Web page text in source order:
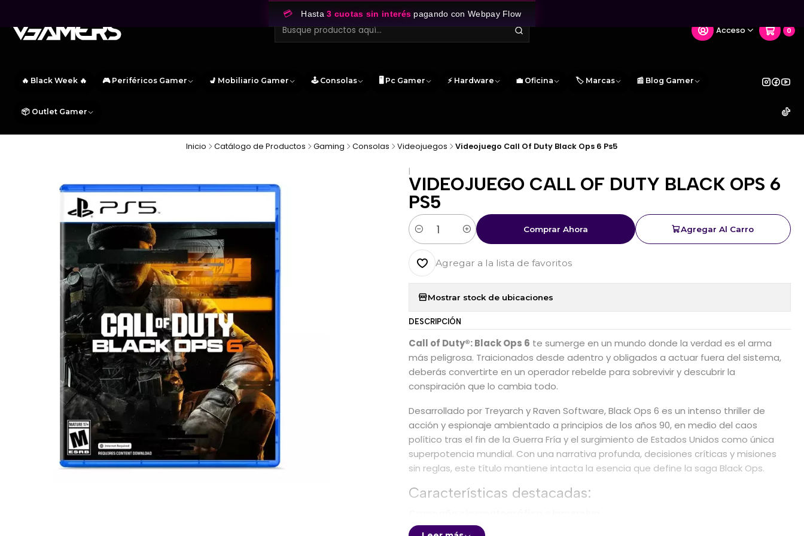
Acceso 0
🔥 Black Week 🔥 🎮 Periféricos Gamer 💺 Mobiliario Gamer 🕹️ Consolas 🖥️ Pc Gamer ⚡ Hardware 💼 Oficina 🏷️ Marcas 📰 Blog Gamer
📦 Outlet Gamer
💳 Hasta3 cuotas sin interés pagando con Webpay Flow
Inicio Catálogo de Productos Gaming Consolas Videojuegos Videojuego Call Of Duty Black Ops 6 Ps5
|
VIDEOJUEGO CALL OF DUTY BLACK OPS 6
PS5
Cantidad
Agregar Al Carro
Comprar Ahora
Agregar a la lista de favoritos
Mostrar stock de ubicaciones
DESCRIPCIÓN
Call of Duty®: Black Ops 6 te sumerge en un mundo donde la verdad es el arma
más peligrosa. Traicionados desde adentro y obligados a actuar fuera del sistema,
deberás convertirte en un operador rebelde para sobrevivir y descubrir la
conspiración que lo cambia todo.
Desarrollado por Treyarch y Raven Software, Black Ops 6 es un intenso thriller de
acción y espionaje ambientado a principios de los años 90, en medio del caos
político tras el fin de la Guerra Fría y el surgimiento de Estados Unidos como única
superpotencia mundial. Con una narrativa profunda, decisiones críticas y misiones
sin reglas, este título mantiene intacta la esencia que define la saga Black Ops.
Características destacadas:
Vive una historia llena de giros inesperados, con misiones de alto riesgo, infiltraciones